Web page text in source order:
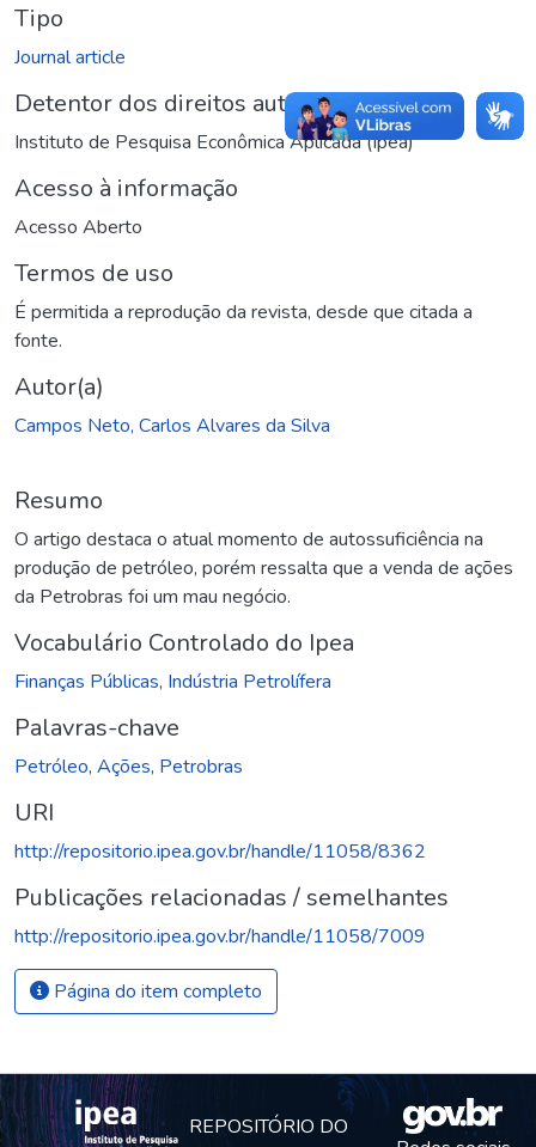
Tipo
Journal article
Detentor dos direitos autorais
Instituto de Pesquisa Econômica Aplicada (Ipea)
Acesso à informação
Acesso Aberto
Termos de uso
É permitida a reprodução da revista, desde que citada a
fonte.
Autor(a)
Campos Neto, Carlos Alvares da Silva
Resumo
O artigo destaca o atual momento de autossuficiência na
produção de petróleo, porém ressalta que a venda de ações
da Petrobras foi um mau negócio.
Vocabulário Controlado do Ipea
Finanças Públicas, Indústria Petrolífera
Palavras-chave
Petróleo, Ações, Petrobras
URI
http://repositorio.ipea.gov.br/handle/11058/8362
Publicações relacionadas / semelhantes
http://repositorio.ipea.gov.br/handle/11058/7009
Página do item completo
REPOSITÓRIO DO